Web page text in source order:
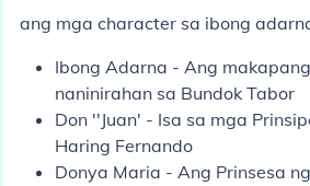
ang mga character sa ibong
Ibong Adarna - Ang
naninirahan sa Bundok Tabor
Don ''Juan' - Isa sa mga
Haring Fernando
Donya Maria - Ang Prinsesa